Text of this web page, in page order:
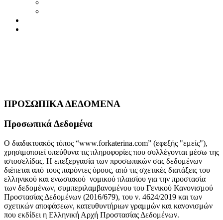
ΠΡΟΣΩΠΙΚΑ ΔΕΔΟΜΕΝΑ
Προσωπικά Δεδομένα
Ο διαδικτυακός τόπος “www.forkaterina.com” (εφεξής "εμείς"),
χρησιμοποιεί υπεύθυνα τις πληροφορίες που συλλέγονται μέσω της
ιστοσελίδας. Η επεξεργασία των προσωπικών σας δεδομένων
διέπεται από τους παρόντες όρους, από τις σχετικές διατάξεις του
ελληνικού και ενωσιακού νομικού πλαισίου για την προστασία
των δεδομένων, συμπεριλαμβανομένου του Γενικού Κανονισμού
Προστασίας Δεδομένων (2016/679), του ν. 4624/2019 και των
σχετικών αποφάσεων, κατευθυντήριων γραμμών και κανονισμών
που εκδίδει η Ελληνική Αρχή Προστασίας Δεδομένων.